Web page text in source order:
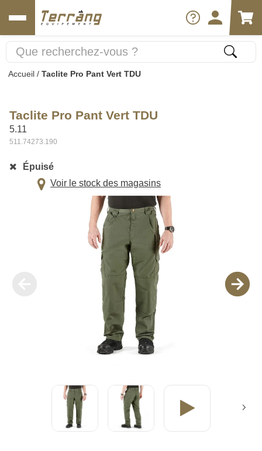
Accueil / Taclite Pro Pant Vert TDU
Taclite Pro Pant Vert TDU
5.11
511.74273.190
Épuisé
Voir le stock des magasins